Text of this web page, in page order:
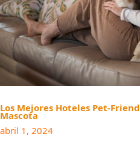
Los Mejores Hoteles Pet-
Mascota
abril 1, 2024